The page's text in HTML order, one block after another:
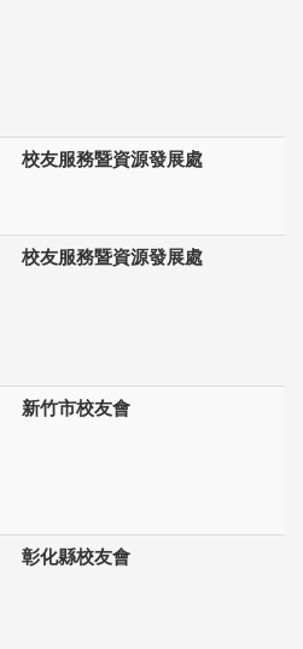
校友服務暨資源發展處
校友服務暨資源發展處
新竹市校友會
彰化縣校友會